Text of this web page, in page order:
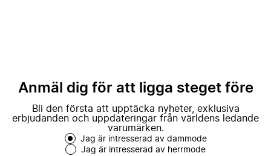
Anmäl dig för att ligga steget före
Bli den första att upptäcka nyheter, exklusiva
erbjudanden och uppdateringar från världens ledande
varumärken.
Jag är intresserad av dammode
Jag är intresserad av herrmode